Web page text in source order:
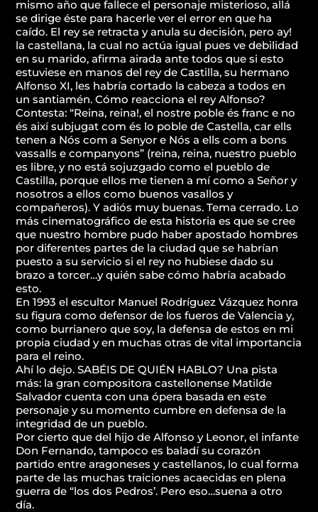
mismo año que fallece el personaje misterioso, allá
se dirige éste para hacerle ver el error en que ha
caído. El rey se retracta y anula su decisión, pero ay!
la castellana, la cual no actúa igual pues ve debilidad
en su marido, afirma airada ante todos que si esto
estuviese en manos del rey de Castilla, su hermano
Alfonso XI, les habría cortado la cabeza a todos en
un santiamén. Cómo reacciona el rey Alfonso?
Contesta: “Reina, reina!, el nostre poble és franc e no
és així subjugat com és lo poble de Castella, car ells
tenen a Nós com a Senyor e Nós a ells com a bons
vassalls e companyons” (reina, reina, nuestro pueblo
es libre, y no está sojuzgado como el pueblo de
Castilla, porque ellos me tienen a mí como a Señor y
nosotros a ellos como buenos vasallos y
compañeros). Y adiós muy buenas. Tema cerrado. Lo
más cinematográfico de esta historia es que se cree
que nuestro hombre pudo haber apostado hombres
por diferentes partes de la ciudad que se habrían
puesto a su servicio si el rey no hubiese dado su
brazo a torcer…y quién sabe cómo habría acabado
esto.
En 1993 el escultor Manuel Rodríguez Vázquez honra
su figura como defensor de los fueros de Valencia y,
como burrianero que soy, la defensa de estos en mi
propia ciudad y en muchas otras de vital importancia
para el reino.
Ahí lo dejo. SABÉIS DE QUIÉN HABLO? Una pista
más: la gran compositora castellonense Matilde
Salvador cuenta con una ópera basada en este
personaje y su momento cumbre en defensa de la
integridad de un pueblo.
Por cierto que del hijo de Alfonso y Leonor, el infante
Don Fernando, tampoco es baladí su corazón
partido entre aragoneses y castellanos, lo cual forma
parte de las muchas traiciones acaecidas en plena
guerra de “los dos Pedros’. Pero eso…suena a otro
día.